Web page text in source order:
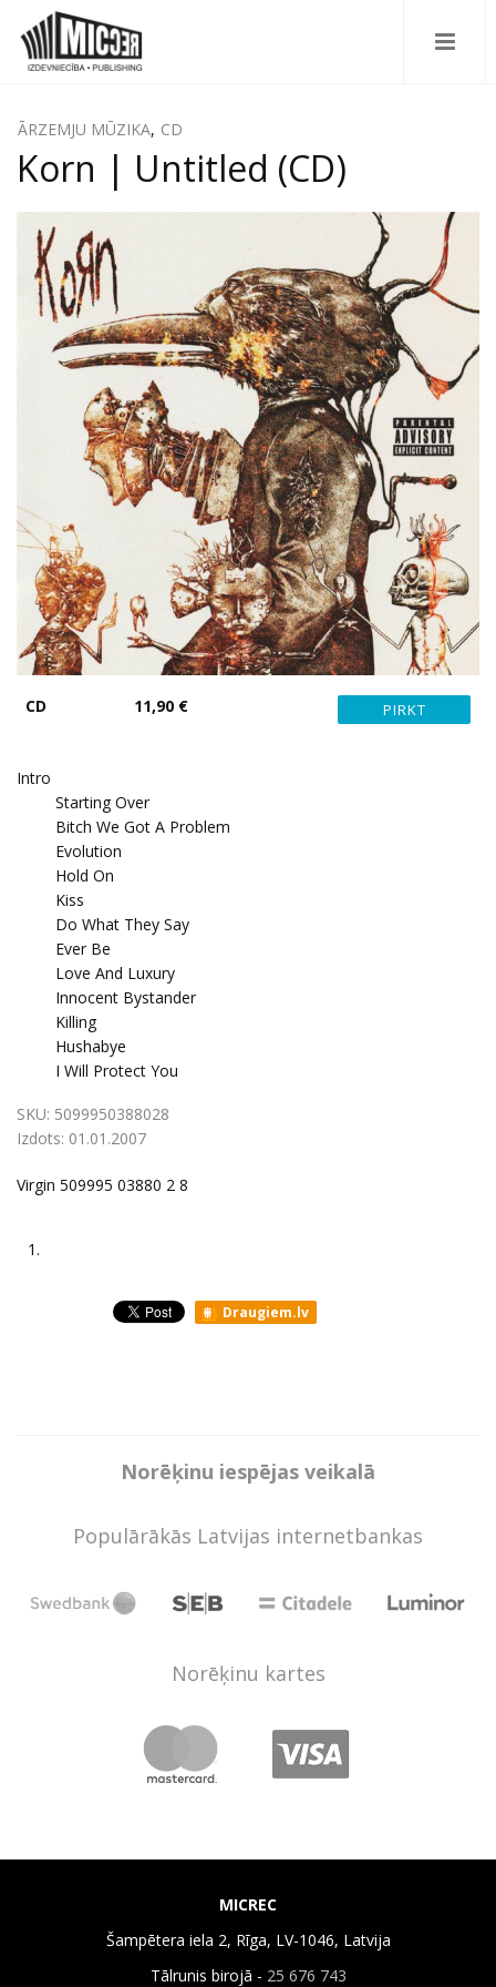
ĀRZEMJU MŪZIKA, CD
Korn | Untitled (CD)
CD 11,90 €
Intro
Starting Over
Bitch We Got A Problem
Evolution
Hold On
Kiss
Do What They Say
Ever Be
Love And Luxury
Innocent Bystander
Killing
Hushabye
I Will Protect You
SKU: 5099950388028
Izdots: 01.01.2007
Virgin 509995 03880 2 8
1.
Draugiem.lv
Norēķinu iespējas veikalā
Populārākās Latvijas internetbankas
Norēķinu kartes
MICREC
Šampētera iela 2, Rīga, LV-1046, Latvija
Tālrunis birojā - 25 676 743